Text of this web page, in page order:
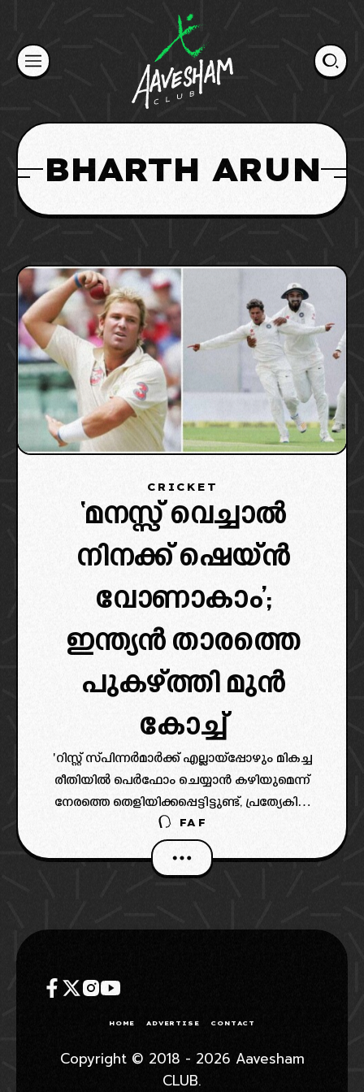
content
BHARTH ARUN
CRICKET
‘മനസ്സ് വെച്ചാൽ
നിനക്ക് ഷെയ്ന്‍
വോണാകാം’;
ഇന്ത്യന്‍ താരത്തെ
പുകഴ്ത്തി മുന്‍
കോച്ച്
'റിസ്റ്റ് സ്പിന്നര്‍മാര്‍ക്ക് എല്ലായ്‌പ്പോഴും മികച്ച
രീതിയില്‍ പെര്‍ഫോം ചെയ്യാന്‍ കഴിയുമെന്ന്
നേരത്തെ തെളിയിക്കപ്പെട്ടിട്ടുണ്ട്, പ്രത്യേകിച്ച്
ഇംഗ്ലണ്ടില്‍. പിച്ചില്‍ അല്പം ഈര്‍പ്പം ഉള്ളപ്പോള്‍
പോലും, റിസ്റ്റ് സ്പിന്നര്‍മാര്‍ക്ക് ചില അനുകൂല
സാഹചര്യങ്ങളുണ്ടാകും.
FAF
HOME ADVERTISE CONTACT
Copyright © 2018 - 2026 Aavesham
CLUB.